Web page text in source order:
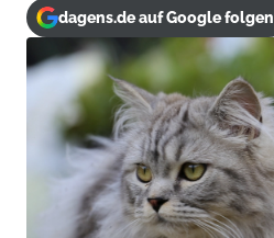
dagens.de auf Google folgen